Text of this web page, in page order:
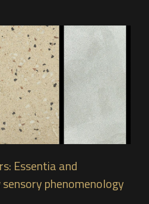
Essentia and
phenomenology